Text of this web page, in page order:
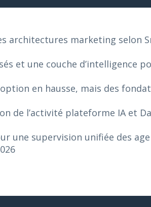
architectures marketing selon
et une couche d’intelligence
en hausse, mais des
de l’activité plateforme IA et
une supervision unifiée des